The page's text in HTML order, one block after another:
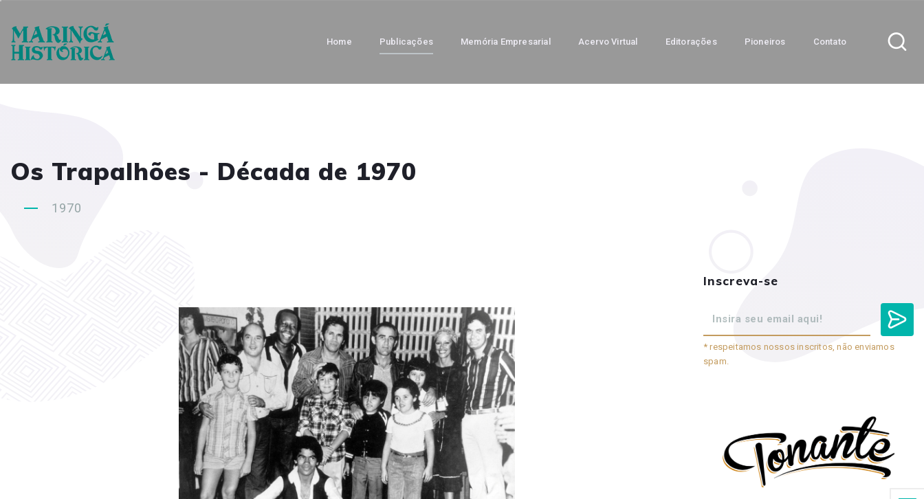
Home Publicações Memória Empresarial Acervo Virtual Editorações Pioneiros Contato
Os Trapalhões - Década de 1970
1970
Inscreva-se
* respeitamos nossos inscritos, não enviamos
spam.